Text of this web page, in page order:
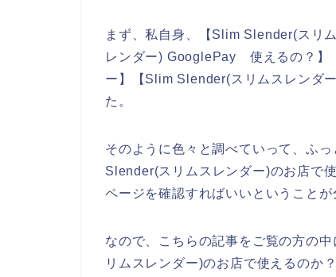
まず、私自身、【Slim Slender(スリ
レンダー) GooglePay 使えるの？】
ー】【Slim Slender(スリムスレンダ
た。
そのように色々と調べていって、ふ
Slender(スリムスレンダー)のお店で
ページを確認すればいいということが
なので、こちらの記事をご覧の方の
リムスレンダー)のお店で使えるのか